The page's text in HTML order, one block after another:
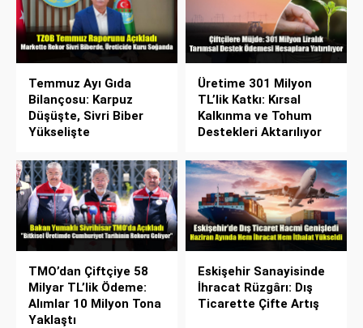
Temmuz Ayı Gıda
Bilançosu: Karpuz
Düşüşte, Sivri Biber
Yükselişte
Üretime 301 Milyon
TL’lik Katkı: Kırsal
Kalkınma ve Tohum
Destekleri Aktarılıyor
TMO’dan Çiftçiye 58
Milyar TL’lik Ödeme:
Alımlar 10 Milyon Tona
Yaklaştı
Eskişehir Sanayisinde
İhracat Rüzgârı: Dış
Ticarette Çifte Artış